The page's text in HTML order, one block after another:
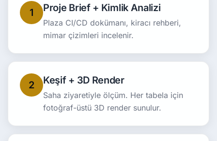
1 Proje Brief + Kimlik Analizi
Plaza CI/CD dokümanı, kiracı rehberi,
mimar çizimleri incelenir.
2 Keşif + 3D Render
Saha ziyaretiyle ölçüm. Her tabela için
fotoğraf-üstü 3D render sunulur.